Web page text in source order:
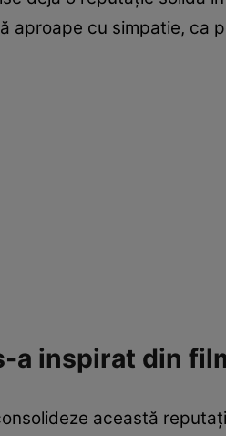
aproape cu simpatie, ca
a inspirat din
această